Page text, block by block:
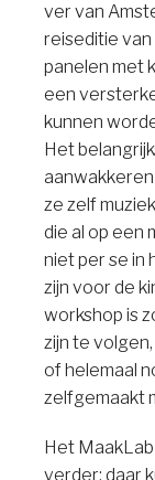
ver van
reiseditie
panelen met
een
kunnen
Het
ze zelf
die al op een
niet per se in
zijn voor de
workshop is
zijn te
of helemaal
zelfgemaakt
Het
verder: daar